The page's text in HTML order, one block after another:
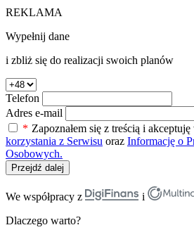
REKLAMA
Wypełnij dane
i zbliż się do realizacji swoich planów
Telefon
Adres e-mail
* Zapoznałem się z treścią i akceptuję
korzystania z Serwisu oraz Informację o
Osobowych.
Przejdź dalej
We współpracy z
i
Dlaczego warto?